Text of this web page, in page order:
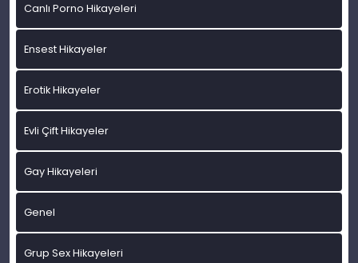
Canlı Porno Hikayeleri
Ensest Hikayeler
Erotik Hikayeler
Evli Çift Hikayeler
Gay Hikayeleri
Genel
Grup Sex Hikayeleri